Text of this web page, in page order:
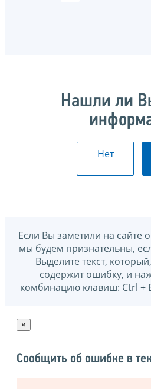
Нашли ли
Нет
Если Вы заметили на сайте
мы будем признательны,
Выделите текст,
содержит ошибку, и
комбинацию клавиш: Ctrl +
×
Сообщить об ошибке в